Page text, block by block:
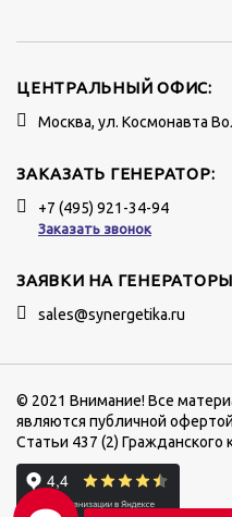
ЦЕНТРАЛЬНЫЙ ОФИС:
Москва, ул. Космонавта
ЗАКАЗАТЬ ГЕНЕРАТОР:
+7 (495) 921-34-94
Заказать звонок
ЗАЯВКИ НА
sales@synergetika.ru
© 2021 Внимание! Все
являются публичной
Статьи 437 (2)